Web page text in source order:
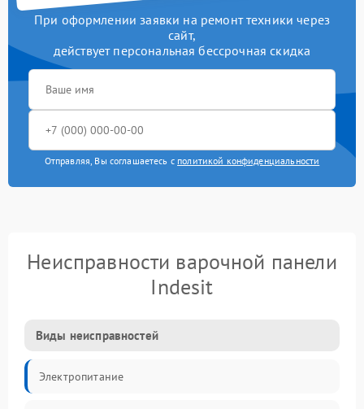
При оформлении заявки на ремонт техники через
сайт,
действует персональная бессрочная скидка
Отправляя, Вы соглашаетесь с политикой конфиденциальности
Неисправности варочной панели
Indesit
Виды неисправностей
Электропитание